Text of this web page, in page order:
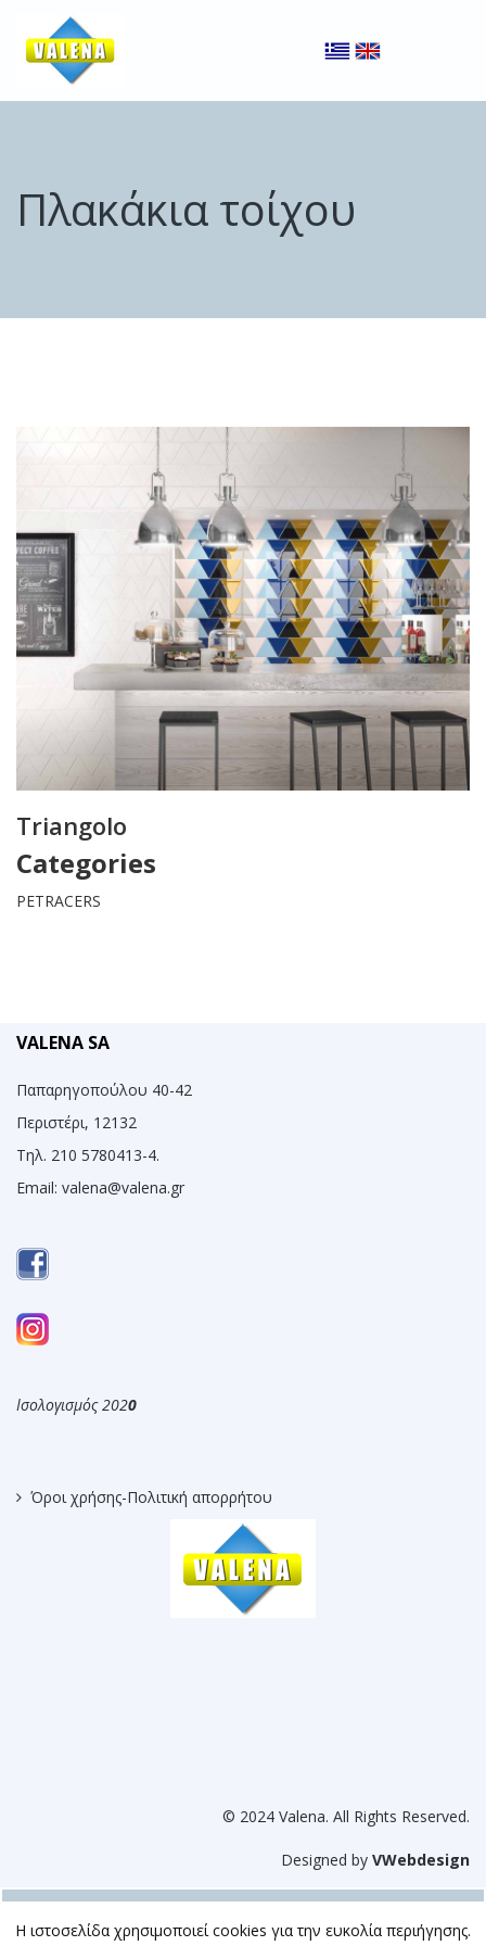
Πλακάκια τοίχου
Triangolo
Categories
PETRACERS
VALENA SA
Παπαρηγοπούλου 40-42
Περιστέρι, 12132
Τηλ. 210 5780413-4.
Email: valena@valena.gr
Ισολογισμός 2020
Όροι χρήσης-Πολιτική απορρήτου
© 2024 Valena. All Rights Reserved.
Designed by VWebdesign
Η ιστοσελίδα χρησιμοποιεί cookies για την ευκολία περιήγησης.